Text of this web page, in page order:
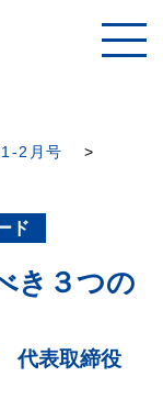
2月号
ド
き３つの
代表取締役